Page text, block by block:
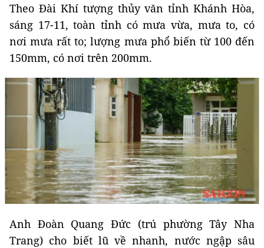
Theo Đài Khí tượng thủy văn tỉnh Khánh Hòa,
sáng 17-11, toàn tỉnh có mưa vừa, mưa to, có
nơi mưa rất to; lượng mưa phổ biến từ 100 đến
150mm, có nơi trên 200mm.
Anh Đoàn Quang Đức (trú phường Tây Nha
Trang) cho biết lũ về nhanh, nước ngập sâu